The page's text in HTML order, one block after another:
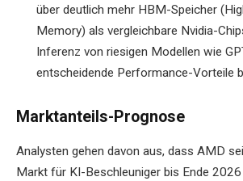
über deutlich mehr HBM-Speicher
Memory) als vergleichbare Nvidia-
Inferenz von riesigen Modellen wie
entscheidende Performance-Vorteile
Marktanteils-Prognose
Analysten gehen davon aus, dass AMD
Markt für KI-Beschleuniger bis Ende